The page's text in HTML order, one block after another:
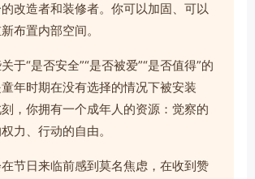
改造者和装修者。你可以加固、可以
布置内部空间。
于“是否安全”“是否被爱”“是否值得”的
年时期在没有选择的情况下被安装
，你拥有一个成年人的资源：觉察的
力、行动的自由。
节日来临前感到莫名焦虑，在收到赞